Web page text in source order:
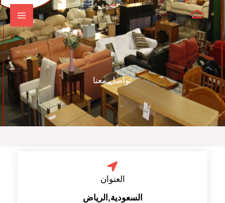
تخطي
إلى
المحتوى
تواصل معنا
العنوان
السعودية,الرياض